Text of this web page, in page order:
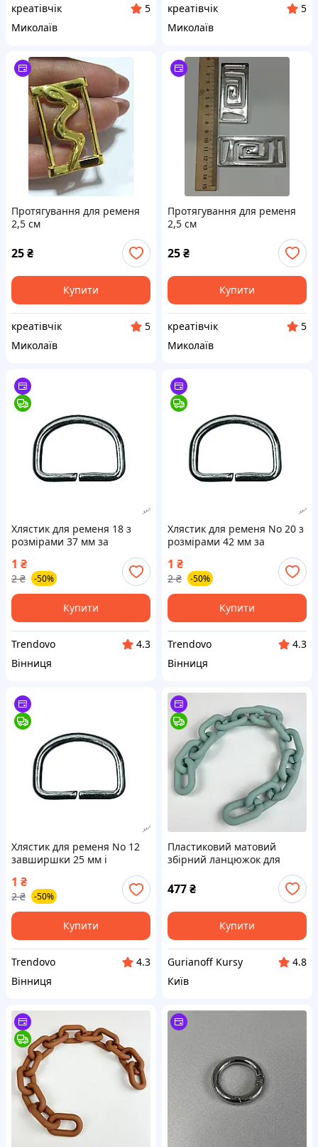
креатівчік
5
Миколаїв
креатівчік
5
Миколаїв
Протягування для ременя
2,5 см
25₴
Купити
креатівчік
5
Миколаїв
Протягування для ременя
2,5 см
25₴
Купити
креатівчік
5
Миколаїв
Хлястик для ременя 18 з
розмірами 37 мм за
висотою для надійної
фіксації
1 ₴
2 ₴ -50%
Купити
Trendovo
4.3
Вінниця
Хлястик для ременя No 20 з
розмірами 42 мм за
висотою для надійної
фіксації
1 ₴
2 ₴ -50%
Купити
Trendovo
4.3
Вінниця
Хлястик для ременя No 12
завширшки 25 мм і
надійного кріплення і
стильного зовнішнього
вигляду
1 ₴
2 ₴ -50%
Купити
Trendovo
4.3
Вінниця
Пластиковий матовий
збірний ланцюжок для
сумок, ланка овал, матовий
бірюзовий, 33 см
477₴
Купити
Gurianoff Kursy
4.8
Київ